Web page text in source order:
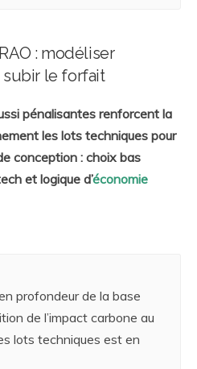
: modéliser
le forfait
pénalisantes renforcent la
les lots techniques pour
conception : choix bas
et logique d’économie
profondeur de la base
de l’impact carbone au
lots techniques est en